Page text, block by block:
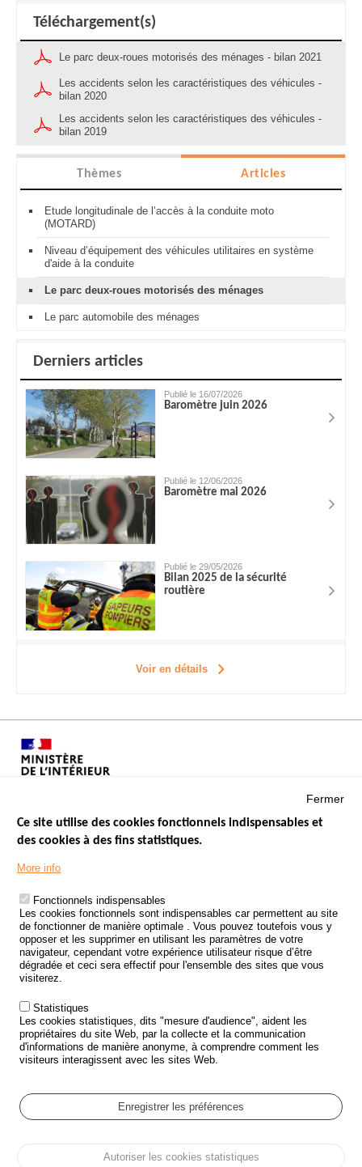
Téléchargement(s)
Le parc deux-roues motorisés des ménages - bilan 2021
Les accidents selon les caractéristiques des véhicules -
bilan 2020
Les accidents selon les caractéristiques des véhicules -
bilan 2019
Thèmes Articles
Etude longitudinale de l’accès à la conduite moto
(MOTARD)
Niveau d’équipement des véhicules utilitaires en système
d'aide à la conduite
Le parc deux-roues motorisés des ménages
Le parc automobile des ménages
Derniers articles
Publié le 16/07/2026
Baromètre juin 2026
Publié le 12/06/2026
Baromètre mai 2026
Publié le 29/05/2026
Bilan 2025 de la sécurité
routière
Voir en détails
Menu
Footer
LES SITES PUBLICS
ÉTAT DE L’INSÉCURITÉ ROUTIÈRE
TRAITEMENT DES DONNÉES PERSONNELLES DES ACCIDENTS DE
LA ROUTE
ETUDES ET RECHERCHES
APPEL À PROJETS
POLITIQUE DE SÉCURITÉ ROUTIÈRE
Outils
AGENDA
GLOSSAIRE
Cookie settings
Protection des données personnelles et Cookies
Fermer
Ce site utilise des cookies fonctionnels indispensables et
des cookies à des fins statistiques.
More info
Fonctionnels indispensables
Les cookies fonctionnels sont indispensables car permettent au site
de fonctionner de manière optimale . Vous pouvez toutefois vous y
opposer et les supprimer en utilisant les paramètres de votre
navigateur, cependant votre expérience utilisateur risque d’être
dégradée et ceci sera effectif pour l'ensemble des sites que vous
visiterez.
Statistiques
Les cookies statistiques, dits "mesure d'audience", aident les
propriétaires du site Web, par la collecte et la communication
d'informations de manière anonyme, à comprendre comment les
visiteurs interagissent avec les sites Web.
Enregistrer les préférences
Autoriser les cookies statistiques